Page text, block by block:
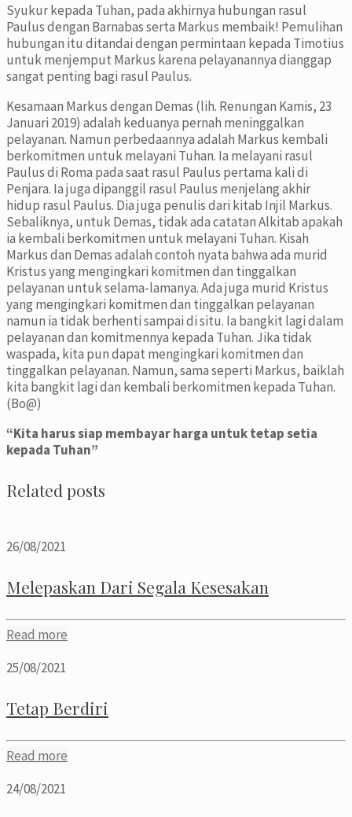
Syukur kepada Tuhan, pada akhirnya hubungan rasul
Paulus dengan Barnabas serta Markus membaik! Pemulihan
hubungan itu ditandai dengan permintaan kepada Timotius
untuk menjemput Markus karena pelayanannya dianggap
sangat penting bagi rasul Paulus.
Kesamaan Markus dengan Demas (lih. Renungan Kamis, 23
Januari 2019) adalah keduanya pernah meninggalkan
pelayanan. Namun perbedaannya adalah Markus kembali
berkomitmen untuk melayani Tuhan. Ia melayani rasul
Paulus di Roma pada saat rasul Paulus pertama kali di
Penjara. Ia juga dipanggil rasul Paulus menjelang akhir
hidup rasul Paulus. Dia juga penulis dari kitab Injil Markus.
Sebaliknya, untuk Demas, tidak ada catatan Alkitab apakah
ia kembali berkomitmen untuk melayani Tuhan. Kisah
Markus dan Demas adalah contoh nyata bahwa ada murid
Kristus yang mengingkari komitmen dan tinggalkan
pelayanan untuk selama-lamanya. Ada juga murid Kristus
yang mengingkari komitmen dan tinggalkan pelayanan
namun ia tidak berhenti sampai di situ. Ia bangkit lagi dalam
pelayanan dan komitmennya kepada Tuhan. Jika tidak
waspada, kita pun dapat mengingkari komitmen dan
tinggalkan pelayanan. Namun, sama seperti Markus, baiklah
kita bangkit lagi dan kembali berkomitmen kepada Tuhan.
(Bo@)
“Kita harus siap membayar harga untuk tetap setia
kepada Tuhan”
Related posts
26/08/2021
Melepaskan Dari Segala Kesesakan
Read more
25/08/2021
Tetap Berdiri
Read more
24/08/2021